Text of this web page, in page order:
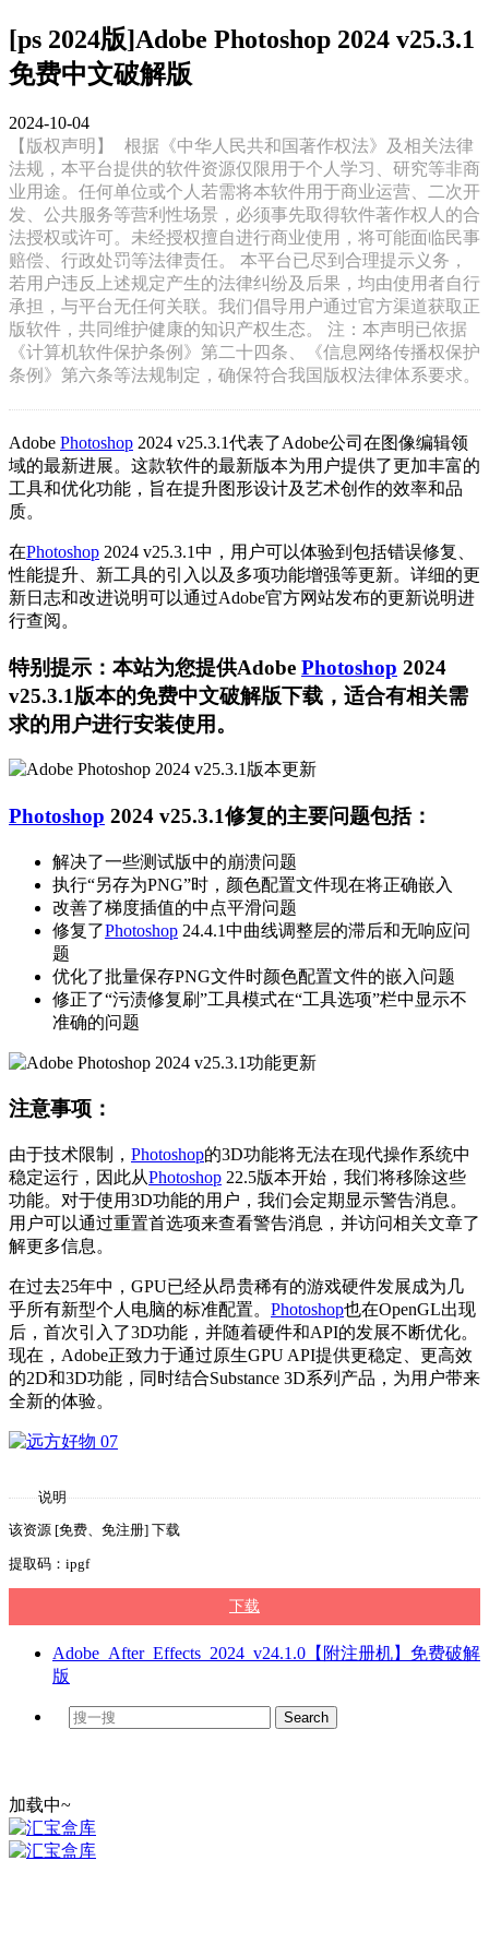
[ps 2024版]Adobe Photoshop 2024 v25.3.1
免费中文破解版
2024-10-04
【版权声明】
根据《中华人民共和国著作权法》及相关法律
法规，本平台提供的软件资源仅限用于个人学习、研究等非商
业用途。任何单位或个人若需将本软件用于商业运营、二次开
发、公共服务等营利性场景，必须事先取得软件著作权人的合
法授权或许可。未经授权擅自进行商业使用，将可能面临民事
赔偿、行政处罚等法律责任。 本平台已尽到合理提示义务，
若用户违反上述规定产生的法律纠纷及后果，均由使用者自行
承担，与平台无任何关联。我们倡导用户通过官方渠道获取正
版软件，共同维护健康的知识产权生态。 注：本声明已依据
《计算机软件保护条例》第二十四条、《信息网络传播权保护
条例》第六条等法规制定，确保符合我国版权法律体系要求。
Adobe Photoshop 2024 v25.3.1代表了Adobe公司在图像编辑领
域的最新进展。这款软件的最新版本为用户提供了更加丰富的
工具和优化功能，旨在提升图形设计及艺术创作的效率和品
质。
在Photoshop 2024 v25.3.1中，用户可以体验到包括错误修复、
性能提升、新工具的引入以及多项功能增强等更新。详细的更
新日志和改进说明可以通过Adobe官方网站发布的更新说明进
行查阅。
特别提示：本站为您提供Adobe Photoshop 2024
v25.3.1版本的免费中文破解版下载，适合有相关需
求的用户进行安装使用。
Photoshop 2024 v25.3.1修复的主要问题包括：
解决了一些测试版中的崩溃问题
执行“另存为PNG”时，颜色配置文件现在将正确嵌入
改善了梯度插值的中点平滑问题
修复了Photoshop 24.4.1中曲线调整层的滞后和无响应问
题
优化了批量保存PNG文件时颜色配置文件的嵌入问题
修正了“污渍修复刷”工具模式在“工具选项”栏中显示不
准确的问题
注意事项：
由于技术限制， Photoshop的3D功能将无法在现代操作系统中
稳定运行，因此从Photoshop 22.5版本开始，我们将移除这些
功能。对于使用3D功能的用户，我们会定期显示警告消息。
用户可以通过重置首选项来查看警告消息，并访问相关文章了
解更多信息。
在过去25年中，GPU已经从昂贵稀有的游戏硬件发展成为几
乎所有新型个人电脑的标准配置。 Photoshop也在OpenGL出现
后，首次引入了3D功能，并随着硬件和API的发展不断优化。
现在，Adobe正致力于通过原生GPU API提供更稳定、更高效
的2D和3D功能，同时结合Substance 3D系列产品，为用户带来
全新的体验。
说明
该资源 [免费、免注册] 下载
提取码：ipgf
下载
Adobe_After_Effects_2024_v24.1.0【附注册机】免费破解
版
加载中~